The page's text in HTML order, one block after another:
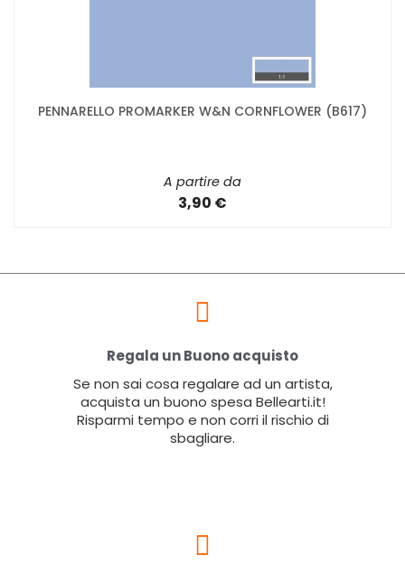
PENNARELLO PROMARKER W&N CORNFLOWER (B617)
A partire da
3,90 €
Regala un Buono acquisto
Se non sai cosa regalare ad un artista,
acquista un buono spesa Bellearti.it!
Risparmi tempo e non corri il rischio di
sbagliare.